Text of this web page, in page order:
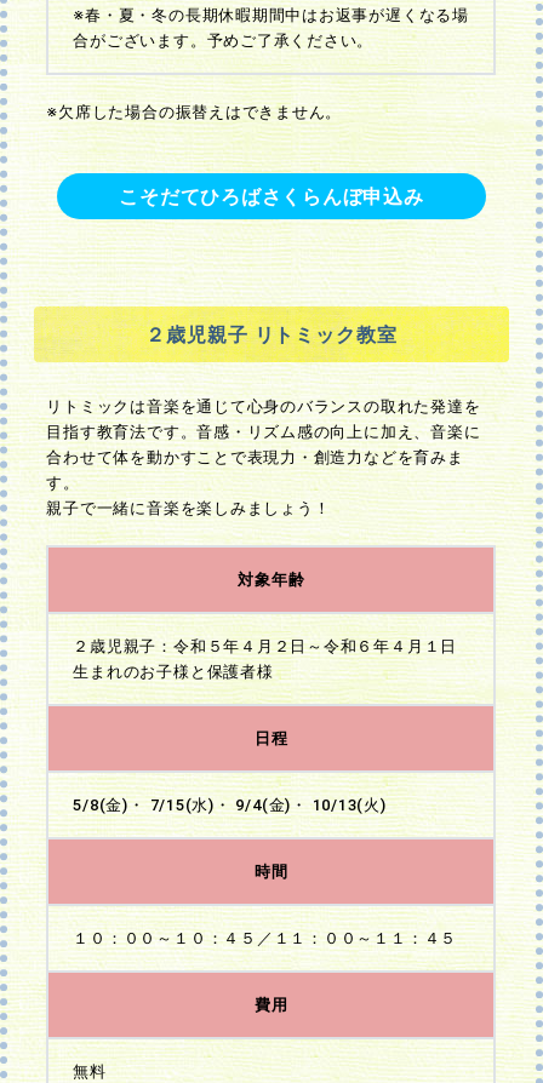
※春・夏・冬の長期休暇期間中はお返事が遅くなる場
合がございます。予めご了承ください。
※欠席した場合の振替えはできません。
こそだてひろばさくらんぼ申込み
２歳児親子 リトミック教室
リトミックは音楽を通じて心身のバランスの取れた発達を
目指す教育法です。音感・リズム感の向上に加え、音楽に
合わせて体を動かすことで表現力・創造力などを育みま
す。
親子で一緒に音楽を楽しみましょう！
対象年齢
２歳児親子：令和５年４月２日～令和６年４月１日
生まれのお子様と保護者様
日程
5/8(金)・ 7/15(水)・ 9/4(金)・ 10/13(火)
時間
１０：００～１０：４５／１１：００～１１：４５
費用
無料